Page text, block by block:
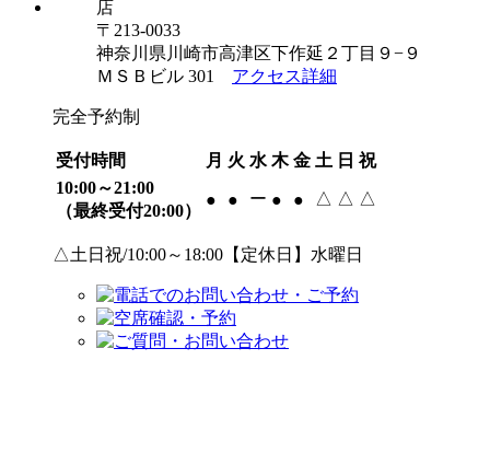
〒213-0033
神奈川県川崎市高津区下作延２丁目９−９
ＭＳＢビル 301 アクセス詳細
完全予約制
受付時間 月 火 水 木 金 土 日 祝
10:00～21:00
（最終受付20:00）
● ● ー ● ● △ △ △
△土日祝/10:00～18:00【定休日】水曜日